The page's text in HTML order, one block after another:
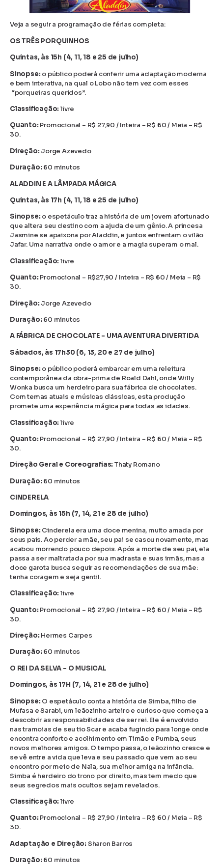
Veja a seguir a programação de férias completa:
OS TRÊS PORQUINHOS
Quintas, às 15h (4, 11, 18 e 25 de julho)
Sinopse: o público poderá conferir uma adaptação moderna
e bem interativa, na qual o Lobo não tem vez com esses
“porqueiras queridos”.
Classificação: livre
Quanto: Promocional – R$ 27,90 / Inteira – R$ 60 / Meia – R$
30.
Direção: Jorge Azevedo
Duração: 60 minutos
ALADDIN E A LÂMPADA MÁGICA
Quintas, às 17h (4, 11, 18 e 25 de julho)
Sinopse: o espetáculo traz a história de um jovem afortunado
que altera seu destino com a ajuda de um gênio. A princesa
Jasmine se apaixona por Aladdin, e juntos enfrentam o vilão
Jafar. Uma narrativa onde o amor e a magia superam o mal.
Classificação: livre
Quanto: Promocional – R$27,90 / Inteira – R$ 60 / Meia – R$
30.
Direção: Jorge Azevedo
Duração: 60 minutos
A FÁBRICA DE CHOCOLATE – UMA AVENTURA DIVERTIDA
Sábados, às 17h30 (6, 13, 20 e 27 de julho)
Sinopse: o público poderá embarcar em uma releitura
contemporânea da obra-prima de Roald Dahl, onde Willy
Wonka busca um herdeiro para sua fábrica de chocolates.
Com temas atuais e músicas clássicas, esta produção
promete uma experiência mágica para todas as idades.
Classificação: livre
Quanto: Promocional – R$ 27,90 / Inteira – R$ 60 / Meia – R$
30.
Direção Geral e Coreografias: Thaty Romano
Duração: 60 minutos
CINDERELA
Domingos, às 15h (7, 14, 21 e 28 de julho)
Sinopse: Cinderela era uma doce menina, muito amada por
seus pais. Ao perder a mãe, seu pai se casou novamente, mas
acabou morrendo pouco depois. Após a morte de seu pai, ela
passa a ser maltratada por sua madrasta e suas irmãs, mas a
doce garota busca seguir as recomendações de sua mãe:
tenha coragem e seja gentil.
Classificação: livre
Quanto: Promocional – R$ 27,90 / Inteira – R$ 60 / Meia – R$
30.
Direção: Hermes Carpes
Duração: 60 minutos
O REI DA SELVA – O MUSICAL
Domingos, às 17H (7, 14, 21 e 28 de julho)
Sinopse: O espetáculo conta a história de Simba, filho de
Mufasa e Sarabi, um leãozinho arteiro e curioso que começa a
descobrir as responsabilidades de ser rei. Ele é envolvido
nas tramoias de seu tio Scar e acaba fugindo para longe onde
encontra conforto e acolhimento em Timão e Pumba, seus
novos melhores amigos. O tempo passa, o leãozinho cresce e
se vê entre a vida que leva e seu passado que vem ao seu
encontro por meio de Nala, sua melhor amiga na infância.
Simba é herdeiro do trono por direito, mas tem medo que
seus segredos mais ocultos sejam revelados.
Classificação: livre
Quanto: Promocional – R$ 27,90 / Inteira – R$ 60 / Meia – R$
30.
Adaptação e Direção: Sharon Barros
Duração: 60 minutos